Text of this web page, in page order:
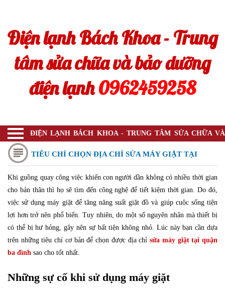
Điện lạnh Bách Khoa - Trung
tâm sửa chữa và bảo dưỡng
điện lạnh 0962459258
Sửa bình nóng lạnh
Sửa máy hút mùi
Sửa máy sấy
Sửa điều hòa
Sửa bếp từ
Máy rửa bát
Máy hút ẩm
Tin tức
Bảo dưỡng
ĐIỆN LẠNH BÁCH KHOA - TRUNG TÂM SỬA CHỮA VÀ
BẢO DƯỠNG ĐIỆN LẠNH
TIÊU CHÍ CHỌN ĐỊA CHỈ SỬA MÁY GIẶT TẠI
QUẬN BA ĐÌNH
Khi guồng quay công việc khiến con người dần không có nhiều thời gian
cho bản thân thì họ sẽ tìm đến công nghệ để tiết kiệm thời gian. Do đó,
việc sử dụng máy giặt để tăng năng suất giặt đồ và giúp cuộc sống tiện
lợi hơn trở nên phổ biến. Tuy nhiên, do một số nguyên nhân mà thiết bị
có thể bị hư hỏng, gây nên sự bất tiện không nhỏ. Lúc này bạn cần dựa
trên những tiêu chí cơ bản để chọn được địa chỉsửa máy giặt tại quận
ba đình sao cho tốt nhất.
Những sự cố khi sử dụng máy giặt